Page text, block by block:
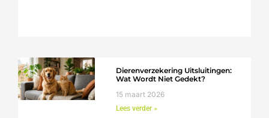
Dierenverzekering Uitsluitingen:
Wat Wordt Niet Gedekt?
15 maart 2026
Lees verder »